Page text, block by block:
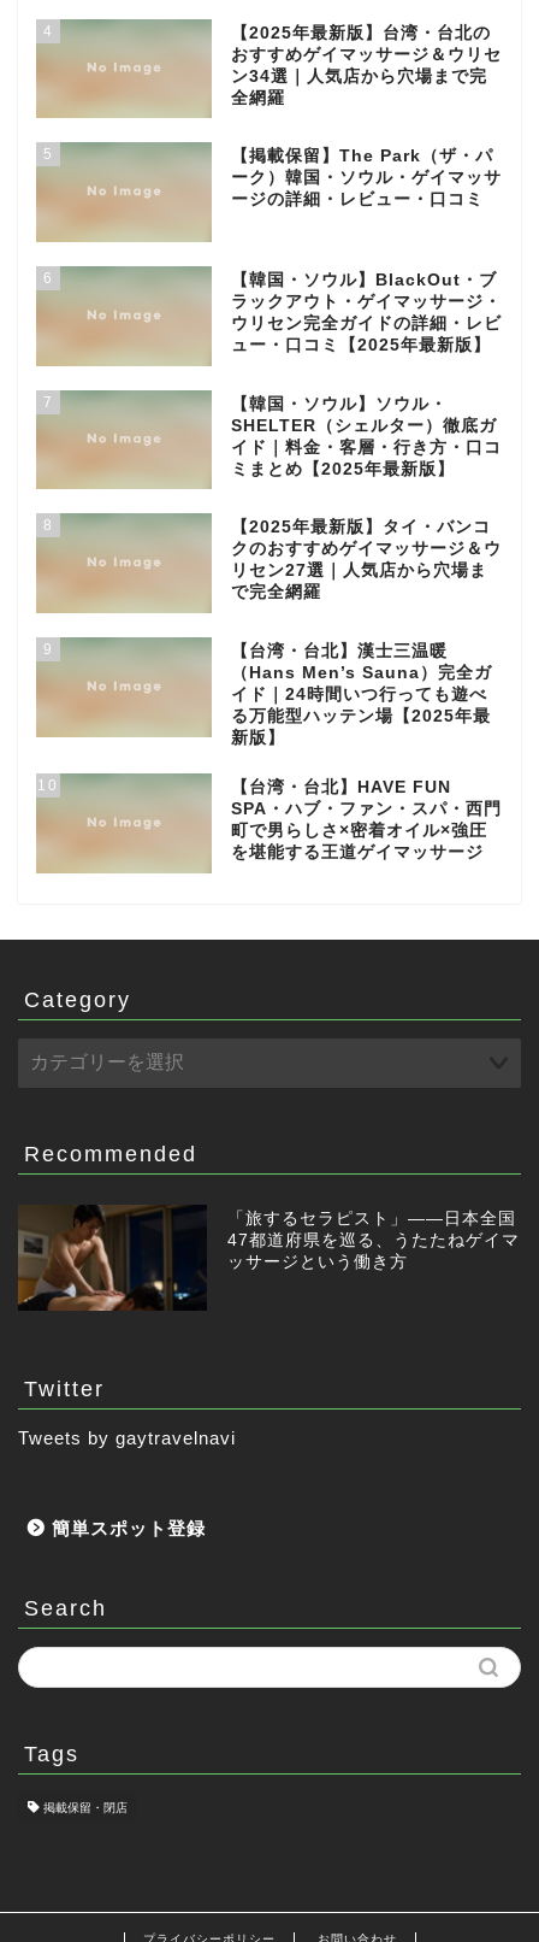
4
【2025年最新版】台湾・台北の
おすすめゲイマッサージ＆ウリセ
ン34選｜人気店から穴場まで完
全網羅
5
【掲載保留】The Park（ザ・パ
ーク）韓国・ソウル・ゲイマッサ
ージの詳細・レビュー・口コミ
6
【韓国・ソウル】BlackOut・ブ
ラックアウト・ゲイマッサージ・
ウリセン完全ガイドの詳細・レビ
ュー・口コミ【2025年最新版】
7
【韓国・ソウル】ソウル・
SHELTER（シェルター）徹底ガ
イド｜料金・客層・行き方・口コ
ミまとめ【2025年最新版】
8
【2025年最新版】タイ・バンコ
クのおすすめゲイマッサージ＆ウ
リセン27選｜人気店から穴場ま
で完全網羅
9
【台湾・台北】漢士三温暖
（Hans Men’s Sauna）完全ガ
イド｜24時間いつ行っても遊べ
る万能型ハッテン場【2025年最
新版】
10
【台湾・台北】HAVE FUN
SPA・ハブ・ファン・スパ・西門
町で男らしさ×密着オイル×強圧
を堪能する王道ゲイマッサージ
Category
Recommended
「旅するセラピスト」——日本全国
47都道府県を巡る、うたたねゲイマ
ッサージという働き方
Twitter
Tweets by gaytravelnavi
簡単スポット登録
Search
Tags
掲載保留・閉店
プライバシーポリシー お問い合わせ